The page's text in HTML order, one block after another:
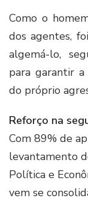
Como o
dos agentes,
algemá-lo,
para garantir
do próprio
Reforço na
Com 89% de
levantamento
Política e
vem se